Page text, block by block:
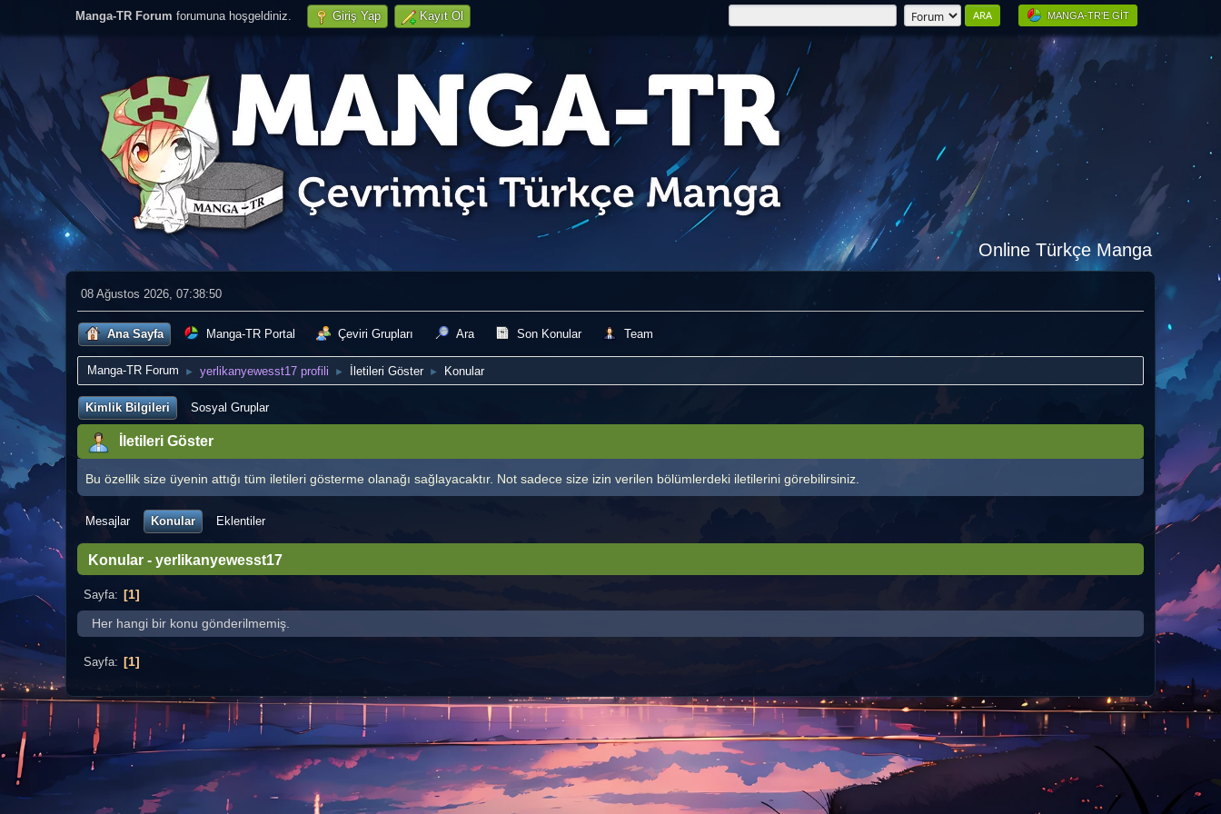
MANGA-TR'E GIT
Manga-TR Forum forumuna hoşgeldiniz. Giriş Yap Kayıt Ol
Online Türkçe Manga
08 Ağustos 2026, 07:38:50
Ana Sayfa Manga-TR Portal Çeviri Grupları Ara Son Konular Team
Manga-TR Forum ► yerlikanyewesst17 profili ► İletileri Göster ► Konular
Kimlik Bilgileri Sosyal Gruplar
İletileri Göster
Bu özellik size üyenin attığı tüm iletileri gösterme olanağı sağlayacaktır. Not sadece size izin verilen bölümlerdeki iletilerini görebilirsiniz.
Mesajlar Konular Eklentiler
Konular - yerlikanyewesst17
Sayfa
1
Her hangi bir konu gönderilmemiş.
Sayfa 1